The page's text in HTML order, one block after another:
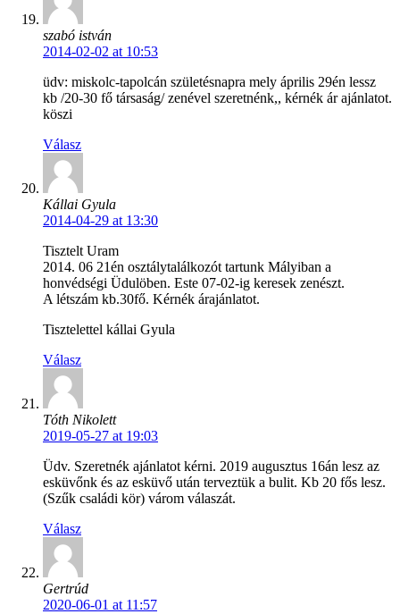
szabó istván
2014-02-02 at 10:53
üdv: miskolc-tapolcán születésnapra mely április 29én lessz
kb /20-30 fő társaság/ zenével szeretnénk,, kérnék ár ajánlatot.
köszi
Válasz
Kállai Gyula
2014-04-29 at 13:30
Tisztelt Uram
2014. 06 21én osztálytalálkozót tartunk Mályiban a
honvédségi Üdulöben. Este 07-02-ig keresek zenészt.
A létszám kb.30fő. Kérnék árajánlatot.
Tisztelettel kállai Gyula
Válasz
Tóth Nikolett
2019-05-27 at 19:03
Üdv. Szeretnék ajánlatot kérni. 2019 augusztus 16án lesz az
esküvőnk és az esküvő után terveztük a bulit. Kb 20 fős lesz.
(Szűk családi kör) várom válaszát.
Válasz
Gertrúd
2020-06-01 at 11:57